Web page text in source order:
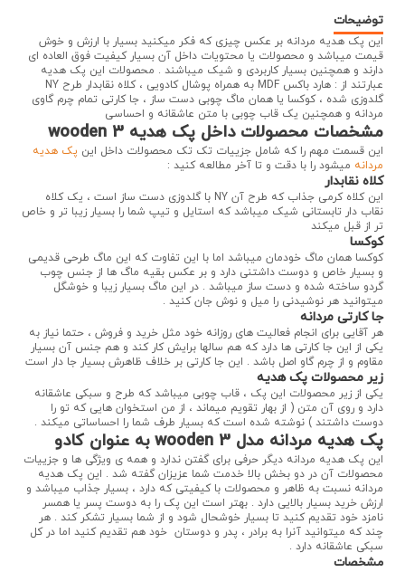
توضیحات
این پک هدیه مردانه بر عکس چیزی که فکر میکنید بسیار با ارزش و خوش
قیمت میباشد و محصولات یا محتویات داخل آن بسیار کیفیت فوق العاده ای
دارند و همچنین بسیار کاربردی و شیک میباشند . محصولات این پک هدیه
عبارتند از : هارد باکس MDF به همراه پوشال کادویی ، کلاه نقابدار طرح NY
گلدوزی شده ، کوکسا یا همان ماگ چوبی دست ساز ، جا کارتی تمام چرم گاوی
مردانه و همچنین یک قاب چوبی با متن عاشقانه و احساسی
مشخصات محصولات داخل پک هدیه wooden 3
این قسمت مهم را که شامل جزییات تک تک محصولات داخل این پک هدیه
مردانه میشود را با دقت و تا آخر مطالعه کنید :
کلاه نقابدار
این کلاه کرمی جذاب که طرح آن NY با گلدوزی دست ساز است ، یک کلاه
نقاب دار تابستانی شیک میباشد که استایل و تیپ شما را بسیار زیبا تر و خاص
تر از قبل میکند
کوکسا
کوکسا همان ماگ خودمان میباشد اما با این تفاوت که این ماگ طرحی قدیمی
و بسیار خاص و دوست داشتنی دارد و بر عکس بقیه ماگ ها از جنس چوب
گردو ساخته شده و دست ساز میباشد . در این ماگ بسیار زیبا و خوشگل
میتوانید هر نوشیدنی را میل و نوش جان کنید .
جا کارتی مردانه
هر آقایی برای انجام فعالیت های روزانه خود مثل خرید و فروش ، حتما نیاز به
یکی از این جا کارتی ها دارد که هم سالها برایش کار کند و هم جنس آن بسیار
مقاوم و از چرم گاو اصل باشد . این جا کارتی بر خلاف ظاهرش بسیار جا دار است
زیر محصولات پک هدیه
یکی از زیر محصولات این پک ، قاب چوبی میباشد که طرح و سبکی عاشقانه
دارد و روی آن متن ( از بهار تقویم میماند ، از من استخوان هایی که تو را
دوست داشتند ) نوشته شده است که بسیار طرف شما را احساساتی میکند .
پک هدیه مردانه مدل wooden 3 به عنوان کادو
این پک هدیه مردانه دیگر حرفی برای گفتن ندارد و همه ی ویژگی ها و جزییات
محصولات آن در دو بخش بالا خدمت شما عزیزان گفته شد . این پک هدیه
مردانه نسبت به ظاهر و محصولات با کیفیتی که دارد ، بسیار جذاب میباشد و
ارزش خرید بسیار بالایی دارد . بهتر است این پک را به دوست پسر یا همسر
نامزد خود تقدیم کنید تا بسیار خوشحال شود و از شما بسیار تشکر کند . هر
چند که میتوانید آنرا به برادر ، پدر و دوستان خود هم تقدیم کنید اما در کل
سبکی عاشقانه دارد .
مشخصات